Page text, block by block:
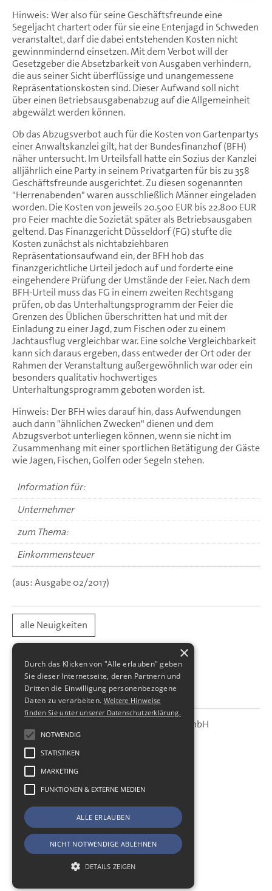
Hinweis: Wer also für seine Geschäftsfreunde eine
Segeljacht chartert oder für sie eine Entenjagd in Schweden
veranstaltet, darf die dabei entstehenden Kosten nicht
gewinnmindernd einsetzen. Mit dem Verbot will der
Gesetzgeber die Absetzbarkeit von Ausgaben verhindern,
die aus seiner Sicht überflüssige und unangemessene
Repräsentationskosten sind. Dieser Aufwand soll nicht
über einen Betriebsausgabenabzug auf die Allgemeinheit
abgewälzt werden können.
Ob das Abzugsverbot auch für die Kosten von Gartenpartys
einer Anwaltskanzlei gilt, hat der Bundesfinanzhof (BFH)
näher untersucht. Im Urteilsfall hatte ein Sozius der Kanzlei
alljährlich eine Party in seinem Privatgarten für bis zu 358
Geschäftsfreunde ausgerichtet. Zu diesen sogenannten
"Herrenabenden" waren ausschließlich Männer eingeladen
worden. Die Kosten von jeweils 20.500 EUR bis 22.800 EUR
pro Feier machte die Sozietät später als Betriebsausgaben
geltend. Das Finanzgericht Düsseldorf (FG) stufte die
Kosten zunächst als nichtabziehbaren
Repräsentationsaufwand ein, der BFH hob das
finanzgerichtliche Urteil jedoch auf und forderte eine
eingehendere Prüfung der Umstände der Feier. Nach dem
BFH-Urteil muss das FG in einem zweiten Rechtsgang
prüfen, ob das Unterhaltungsprogramm der Feier die
Grenzen des Üblichen überschritten hat und mit der
Einladung zu einer Jagd, zum Fischen oder zu einem
Jachtausflug vergleichbar war. Eine solche Vergleichbarkeit
kann sich daraus ergeben, dass entweder der Ort oder der
Rahmen der Veranstaltung außergewöhnlich war oder ein
besonders qualitativ hochwertiges
Unterhaltungsprogramm geboten worden ist.
Hinweis: Der BFH wies darauf hin, dass Aufwendungen
auch dann "ähnlichen Zwecken" dienen und dem
Abzugsverbot unterliegen können, wenn sie nicht im
Zusammenhang mit einer sportlichen Betätigung der Gäste
wie Jagen, Fischen, Golfen oder Segeln stehen.
Information für:
Unternehmer
zum Thema:
Einkommensteuer
(aus: Ausgabe 02/2017)
alle Neuigkeiten
SBS
SBS Richter, Trenner & Kollegen GmbH
Steuerberatungsgesellschaft
Hohe Straße 55
01187Dresden
Telefax:+49 (0) 351 - 87 32 699
E-Mail:kanzlei@sbsdresden.de
ESt-Helfer
Start
Impressum
Datenschutz
×
Durch das Klicken von "Alle erlauben" geben
Sie dieser Internetseite, deren Partnern und
Dritten die Einwilligung personenbezogene
Daten zu verarbeiten. Weitere Hinweise
finden Sie unter unserer Datenschutzerklärung.
NOTWENDIG
STATISTIKEN
MARKETING
FUNKTIONEN & EXTERNE MEDIEN
ALLE ERLAUBEN
NICHT NOTWENDIGE ABLEHNEN
DETAILS ZEIGEN